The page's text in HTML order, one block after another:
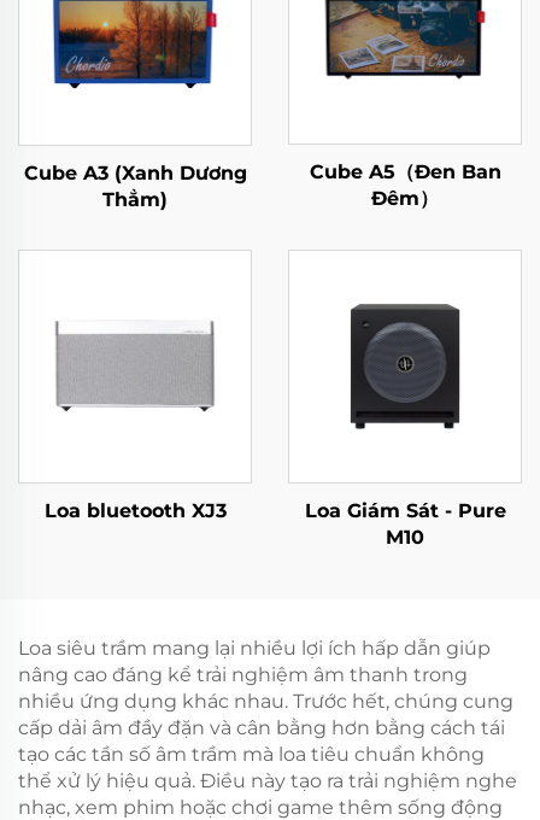
Cube A3 (Xanh Dương
Thẳm)
Cube A5（Đen Ban
Đêm）
Loa bluetooth XJ3
Loa Giám Sát - Pure
M10
Loa siêu trầm mang lại nhiều lợi ích hấp dẫn giúp
nâng cao đáng kể trải nghiệm âm thanh trong
nhiều ứng dụng khác nhau. Trước hết, chúng cung
cấp dải âm đầy đặn và cân bằng hơn bằng cách tái
tạo các tần số âm trầm mà loa tiêu chuẩn không
thể xử lý hiệu quả. Điều này tạo ra trải nghiệm nghe
nhạc, xem phim hoặc chơi game thêm sống động